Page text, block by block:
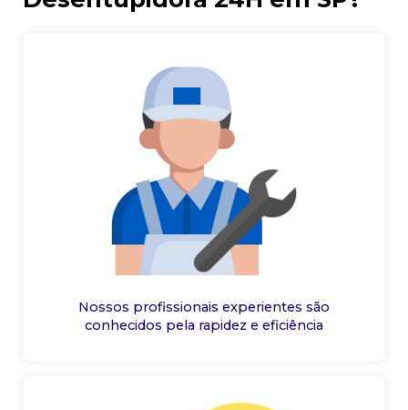
Nossos profissionais experientes são
conhecidos pela rapidez e eficiência